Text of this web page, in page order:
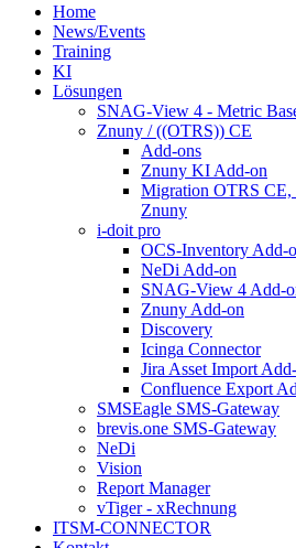
Home
News/Events
Training
KI
Lösungen
SNAG-View 4 - Metric
Znuny / ((OTRS)) CE
Add-ons
Znuny KI Add-on
Migration OTRS CE,
Znuny
i-doit pro
OCS-Inventory Add-
NeDi Add-on
SNAG-View 4 Add-
Znuny Add-on
Discovery
Icinga Connector
Jira Asset Import
Confluence Export
SMSEagle SMS-Gateway
brevis.one SMS-Gateway
NeDi
Vision
Report Manager
vTiger - xRechnung
ITSM-CONNECTOR